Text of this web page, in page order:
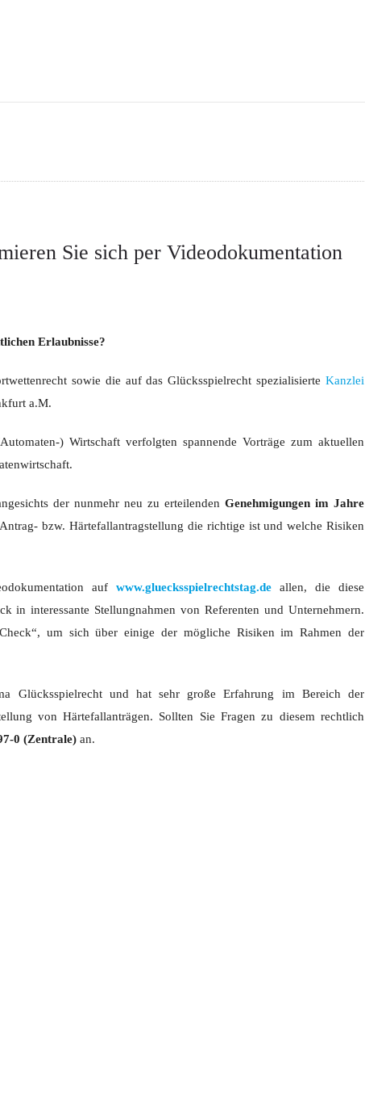
Sie sich per Videodokumentation
Erlaubnisse?
sowie die auf das Glücksspielrecht spezialisierte Kanzlei
a.M.
) Wirtschaft verfolgten spannende Vorträge zum aktuellen
der nunmehr neu zu erteilenden Genehmigungen im Jahre
bzw. Härtefallantragstellung die richtige ist und welche Risiken
auf www.gluecksspielrechtstag.deallen, die diese
in interessante Stellungnahmen von Referenten und Unternehmern.
um sich über einige der mögliche Risiken im Rahmen der
Glücksspielrecht und hat sehr große Erfahrung im Bereich der
von Härtefallanträgen. Sollten Sie Fragen zu diesem rechtlich
0 (Zentrale) an.